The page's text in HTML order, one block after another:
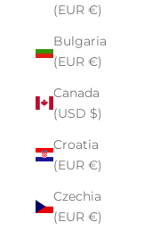
(EUR €)
Bulgaria
(EUR €)
Canada
(USD $)
Croatia
(EUR €)
Czechia
(EUR €)